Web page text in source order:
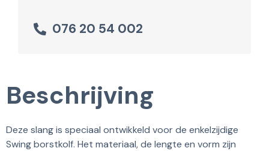
076 20 54 002
Beschrijving
Deze slang is speciaal ontwikkeld voor de enkelzijdige
Swing borstkolf. Het materiaal, de lengte en vorm zijn